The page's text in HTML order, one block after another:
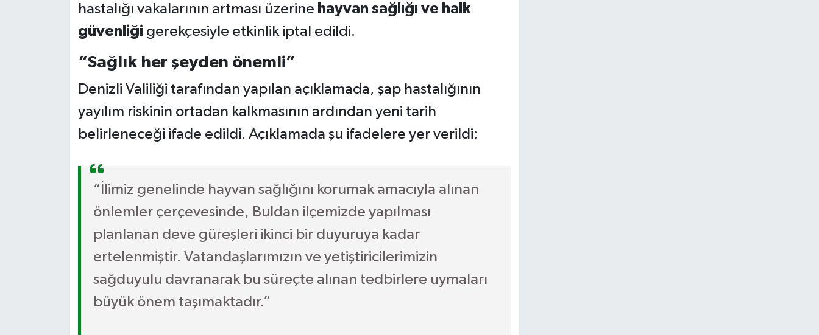
hastalığı vakalarının artması üzerine hayvan sağlığı ve halk
güvenliği gerekçesiyle etkinlik iptal edildi.
“Sağlık her şeyden önemli”
Denizli Valiliği tarafından yapılan açıklamada, şap hastalığının
yayılım riskinin ortadan kalkmasının ardından yeni tarih
belirleneceği ifade edildi. Açıklamada şu ifadelere yer verildi:
“İlimiz genelinde hayvan sağlığını korumak amacıyla alınan
önlemler çerçevesinde, Buldan ilçemizde yapılması
planlanan deve güreşleri ikinci bir duyuruya kadar
ertelenmiştir. Vatandaşlarımızın ve yetiştiricilerimizin
sağduyulu davranarak bu süreçte alınan tedbirlere uymaları
büyük önem taşımaktadır.”